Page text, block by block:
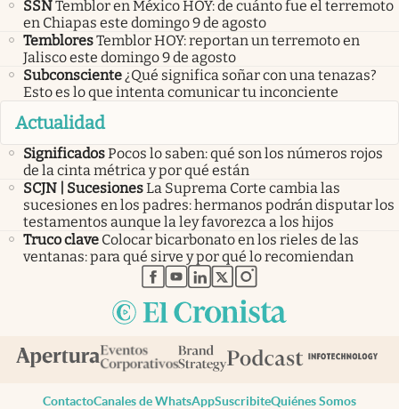
SSNTemblor en México HOY: de cuánto fue el terremoto
en Chiapas este domingo 9 de agosto
TembloresTemblor HOY: reportan un terremoto en
Jalisco este domingo 9 de agosto
Subconsciente ¿Qué significa soñar con una tenazas?
Esto es lo que intenta comunicar tu inconciente
Actualidad
SignificadosPocos lo saben: qué son los números rojos
de la cinta métrica y por qué están
SCJN | SucesionesLa Suprema Corte cambia las
sucesiones en los padres: hermanos podrán disputar los
testamentos aunque la ley favorezca a los hijos
Truco clave Colocar bicarbonato en los rieles de las
ventanas: para qué sirve y por qué lo recomiendan
abre en nueva pestaña
abre en nueva pestaña
abre en nueva pestaña
abre en nueva pestaña
abre en nueva pestaña
ContactoCanales de WhatsAppSuscribiteQuiénes Somos